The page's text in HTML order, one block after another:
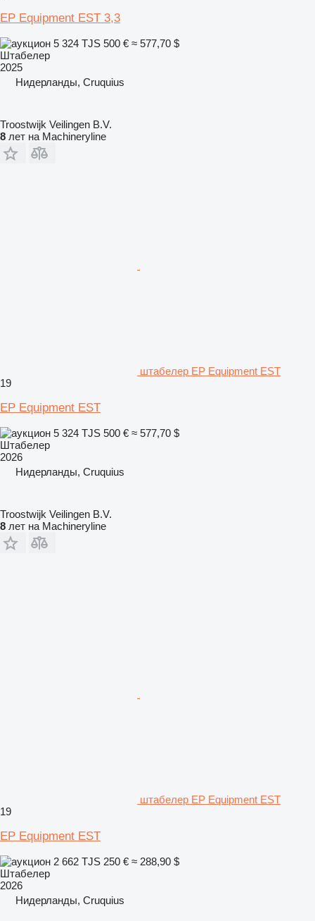
EP Equipment EST 3,3
5 324 TJS 500 € ≈ 577,70 $
Штабелер
2025
Нидерланды, Cruquius
Troostwijk Veilingen B.V.
8 лет на Machineryline
штабелер EP Equipment EST
19
EP Equipment EST
5 324 TJS 500 € ≈ 577,70 $
Штабелер
2026
Нидерланды, Cruquius
Troostwijk Veilingen B.V.
8 лет на Machineryline
штабелер EP Equipment EST
19
EP Equipment EST
2 662 TJS 250 € ≈ 288,90 $
Штабелер
2026
Нидерланды, Cruquius